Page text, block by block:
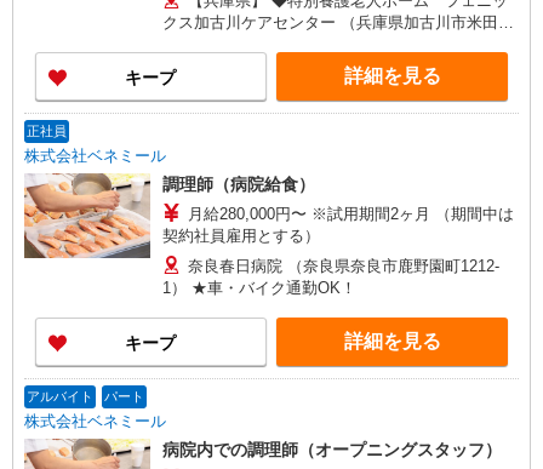
【エリア調理師職】 月給270,000円〜320,000円
※試用期間2〜6ヶ月（月給270,000円） ※給与幅
は調理技術・コミュニケーション力による
クス加古川ケアセンター （兵庫県加古川市米田町
田5-3-13） ◆城陽江尻病院 （兵庫県姫路市北条1-
279） 【京都府】 ◆特別養護老人ホーム 塔南の
園 （京都府京都市南区西九条菅田町4-2） ◆住宅
市上京区仁和寺街道千本西入五番町153） ◆特別
養護老人ホーム 西山寮 （京都府京都市西京区大
原野石作町256-1） ◆高齢者福祉施設 西七条
（京都府京都市下京区西七条八幡町29） ◆宇治病
院 （京都府宇治市五ケ庄芝ノ東54-2） 【大阪府】
◆特別養護老人ホーム ぐんげ今城の丘 （大阪府
高槻市郡家本町13-23） ◆住宅型有料老人ホー
【奈良県】 ◆奈良春日病院 （奈良県奈良市鹿野園
町1212-1）
キープ 詳細を見る
正社員
株式会社ベネミール
調理師（病院給食）
月給280,000円〜 ※試用期間2ヶ月 （期間中は
契約社員雇用とする）
奈良春日病院 （奈良県奈良市鹿野園町1212-
1） ★車・バイク通勤OK！
キープ 詳細を見る
アルバイト パート
株式会社ベネミール
病院内での調理師（オープニングスタッフ）